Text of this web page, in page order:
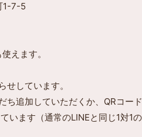
1-7-5
えます。
せしています。
追加していただくか、QRコー
います（通常のLINEと同じ1対1の